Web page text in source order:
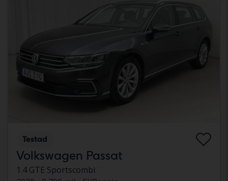
Testad
Volkswagen Passat
1.4 GTE Sportscombi